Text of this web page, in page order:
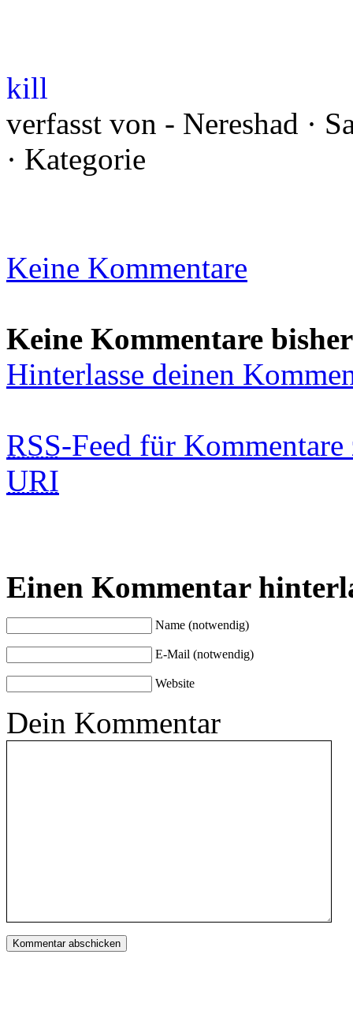
kill
verfasst von - Nereshad ·
· Kategorie
Keine Kommentare
Keine Kommentare bisher
Hinterlasse deinen
RSS-Feed für
URI
Einen Kommentar
Name (notwendig)
E-Mail (notwendig)
Website
Dein Kommentar